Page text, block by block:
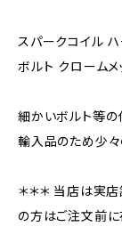
スパークコイル
ボルト クロームメ
細かいボルト等の
輸入品のため少々
＊＊＊ 当店は実店
の方はご注文前